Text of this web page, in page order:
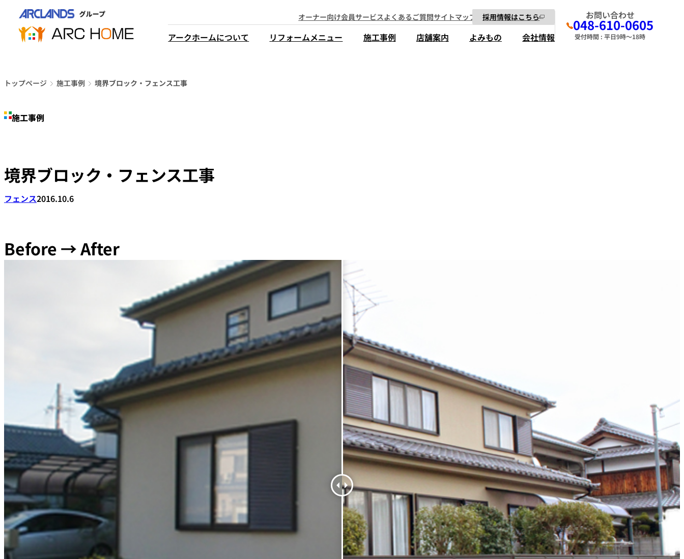
プ
オーナー向け会員サービスよくあるご質問サイトマップ 採用情報はこちら
アークホームについて リフォームメニュー 施工事例 店舗案内 よみもの 会社情報
お問い合わせ
048-610-0605
受付時間 : 平日9時～18時
営業時間は
平日9時から18時までと
なっております
トップページ 施工事例 境界ブロック・フェンス工事
施工事例
境界ブロック・フェンス工事
フェンス2016.10.6
Before → After